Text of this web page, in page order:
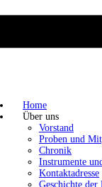
Home
Über uns
Vorstand
Proben und
Chronik
Instrumente
Kontaktadresse
Geschichte der